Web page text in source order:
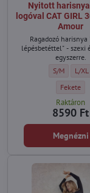
Nyitott
logóval CAT GIRL
Amour
Ragadozó
lépésbetéttel" - szexi
egyszerre.
Nyitott
S/M
L/XL
Nyitott
Fekete
Raktáron
8590 Ft
Megnézni